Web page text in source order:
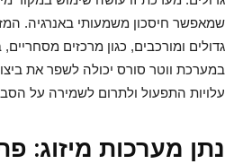
שמאפשר חיסכון משמעותי באנרגיה.
גדולים ומורכבים, כגון מרכזים
במערכת ווטר סורס יכולה לשפר את
עלויות התפעול ולתרום לשמירה על
נתן מערכות מיזוג: